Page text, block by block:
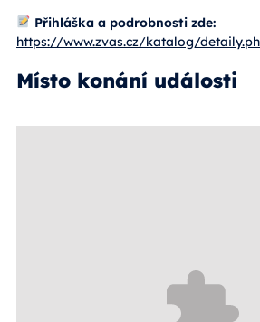
Přihláška a podrobnosti zde:
https://www.zvas.cz/katalog/
Místo konání události